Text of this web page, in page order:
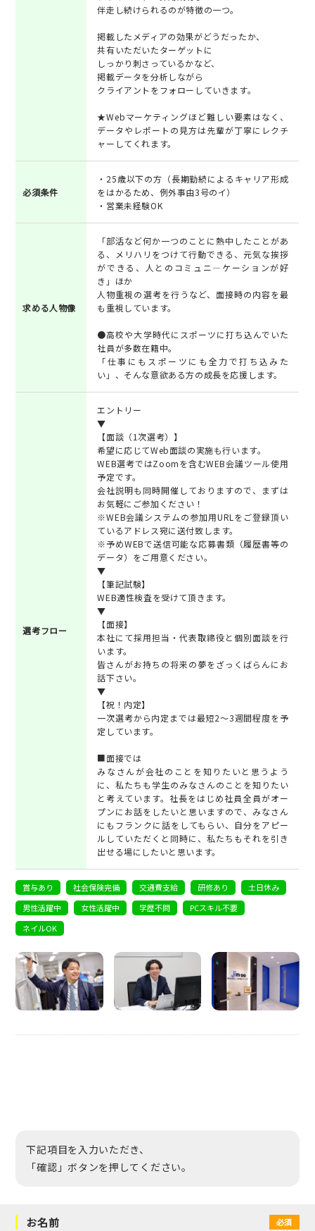
伴走し続けられるのが特徴の一つ。
掲載したメディアの効果がどうだったか、
共有いただいたターゲットに
しっかり刺さっているかなど、
掲載データを分析しながら
クライアントをフォローしていきます。
★Webマーケティングほど難しい要素はなく、
データやレポートの見方は先輩が丁寧にレクチ
ャーしてくれます。
必須条件
・25歳以下の方（長期勤続によるキャリア形成
をはかるため、例外事由3号のイ）
・営業未経験OK
求める人物像
「部活など何か一つのことに熱中したことがあ
る、メリハリをつけて行動できる、元気な挨拶
ができる、人とのコミュニ―ケーションが好
き」ほか
人物重視の選考を行うなど、面接時の内容を最
も重視しています。
●高校や大学時代にスポーツに打ち込んでいた
社員が多数在籍中。
「仕事にもスポーツにも全力で打ち込みた
い」、そんな意欲ある方の成長を応援します。
選考フロー
エントリー
▼
【面談（1次選考）】
希望に応じてWeb面談の実施も行います。
WEB選考ではZoomを含むWEB会議ツール使用
予定です。
会社説明も同時開催しておりますので、まずは
お気軽にご参加ください！
※WEB会議システムの参加用URLをご登録頂い
ているアドレス宛に送付致します。
※予めWEBで送信可能な応募書類（履歴書等の
データ）をご用意ください。
▼
【筆記試験】
WEB適性検査を受けて頂きます。
▼
【面接】
本社にて採用担当・代表取締役と個別面談を行
います。
皆さんがお持ちの将来の夢をざっくばらんにお
話下さい。
▼
【祝！内定】
一次選考から内定までは最短2～3週間程度を予
定しています。
■面接では
みなさんが会社のことを知りたいと思うよう
に、私たちも学生のみなさんのことを知りたい
と考えています。社長をはじめ社員全員がオー
プンにお話をしたいと思いますので、みなさん
にもフランクに話をしてもらい、自分をアピー
ルしていただくと同時に、私たちもそれを引き
出せる場にしたいと思います。
賞与あり 社会保険完備 交通費支給 研修あり
土日休み
男性活躍中
女性活躍中 学歴不問
PCスキル不要
ネイルOK
下記項目を入力いただき、
「確認」ボタンを押してください。
お名前 必須